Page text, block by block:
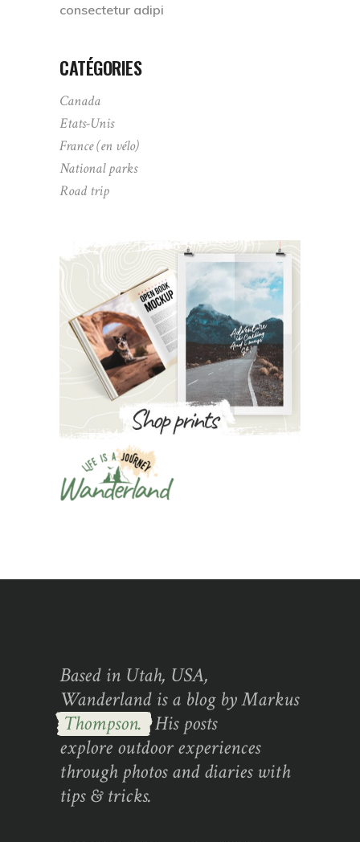
consectetur adipi
CATÉGORIES
Canada
Etats-Unis
France (en vélo)
National parks
Road trip
Based in Utah, USA,
Wanderland is a blog by Markus
Thompson. His posts
explore outdoor experiences
through photos and diaries with
tips & tricks.